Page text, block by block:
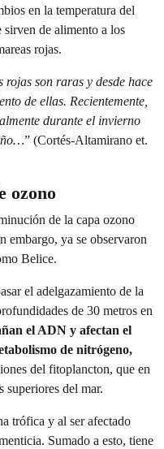
en la temperatura del
sirven de alimento a los
rojas.
rojas son raras y desde hace
de ellas. Recientemente,
durante el invierno
” (Cortés-Altamirano et.
ozono
de la capa ozono
embargo, ya se observaron
Belice.
el adelgazamiento de la
de 30 metros en
el ADN y afectan el
de nitrógeno,
del fitoplancton, que en
superiores del mar.
trófica y al ser afectado
Sumado a esto, tiene